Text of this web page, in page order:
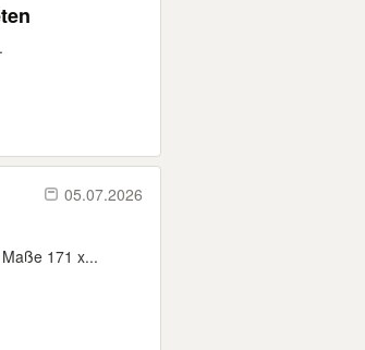
05.07.2026
171 x...